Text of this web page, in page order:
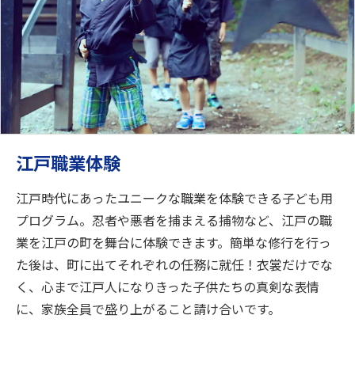
江戸職業体験
江戸時代にあったユニークな職業を体験できる子ども用
プログラム。忍者や悪者を捕まえる捕物など、江戸の職
業を江戸の町を舞台に体験できます。簡単な修行を行っ
た後は、町に出てそれぞれの任務に就任！衣裳だけでな
く、心まで江戸人になりきった子供たちの真剣な表情
に、家族全員で盛り上がること請け合いです。